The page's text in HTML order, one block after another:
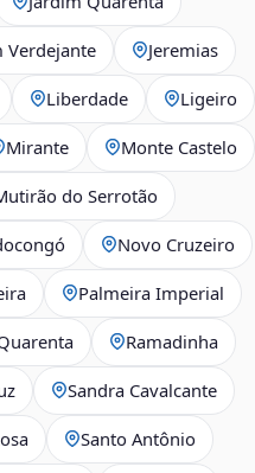
Verdejante Jeremias
Liberdade Ligeiro
Mirante Monte Castelo
do Serrotão
Novo Cruzeiro
Palmeira Imperial
Ramadinha
Sandra Cavalcante
Santo Antônio